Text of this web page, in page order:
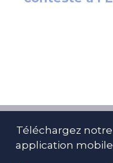
Téléchargez notre
application mobile